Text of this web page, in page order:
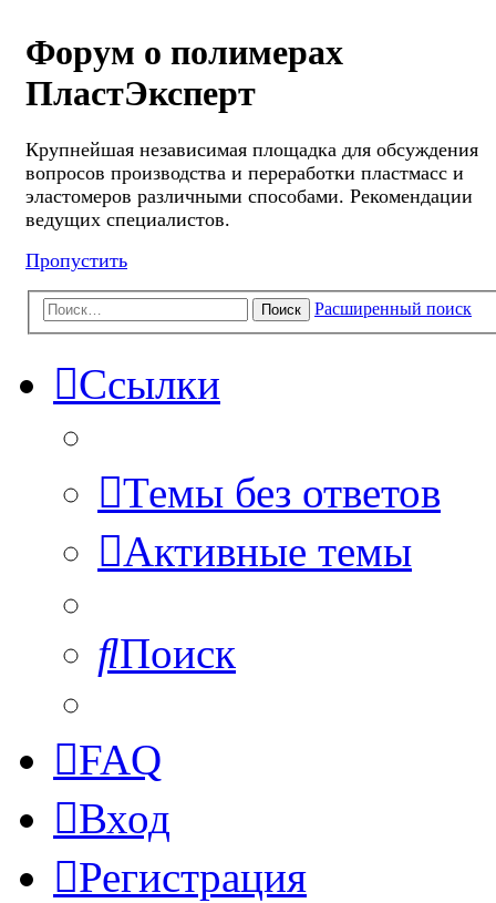
Форум о полимерах
ПластЭксперт
Крупнейшая независимая площадка для обсуждения
вопросов производства и переработки пластмасс и
эластомеров различными способами. Рекомендации
ведущих специалистов.
Пропустить
Поиск Расширенный поиск
Ссылки
Темы без ответов
Активные темы
Поиск
FAQ
Вход
Регистрация